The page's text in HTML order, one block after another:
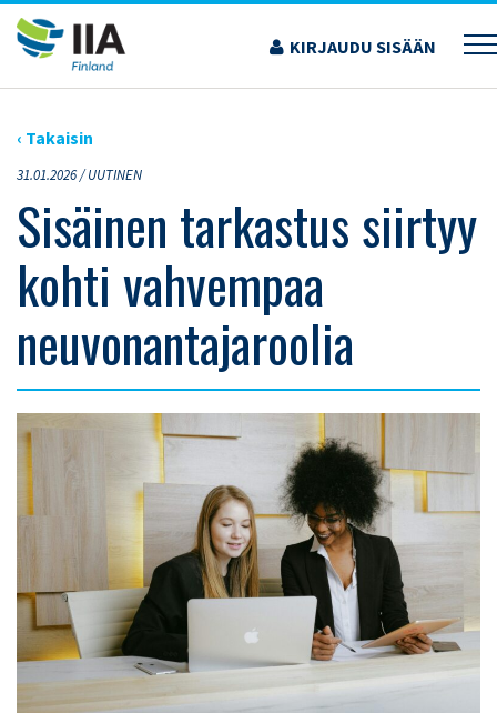
Siirry
sisältöön
KIRJAUDU SISÄÄN
›ARTIKKELIT›SISÄINEN TARKASTUS SIIRTYY KOHTI VAHVEMPAA
NEUVONANTAJAROOLIA
‹ Takaisin
31.01.2026 /UUTINEN
Sisäinen tarkastus siirtyy
kohti vahvempaa
neuvonantajaroolia